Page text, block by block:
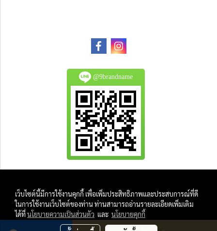
@9brandname
And
All Photo in this website were taken by
9Brandname's Team.
เว็บไซต์นี้มีการใช้งานคุกกี้ เพื่อเพิ่มประสิทธิภาพและประสบการณ์ที่ดี
ในการใช้งานเว็บไซต์ของท่าน ท่านสามารถอ่านรายละเอียดเพิ่มเติม
ได้ที่นโยบายความเป็นส่วนตัว และ นโยบายคุกกี้